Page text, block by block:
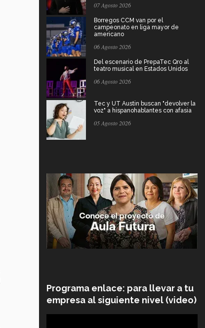
07 Agosto 2026
Borregos CCM van por el
campeonato en liga mayor de
americano
06 Agosto 2026
Del escenario de PrepaTec Qro al
teatro musical en Estados Unidos
06 Agosto 2026
Tec y UT Austin buscan "devolver la
voz" a hispanohablantes con afasia
05 Agosto 2026
Programa enlace: para llevar a tu
empresa al siguiente nivel (video)